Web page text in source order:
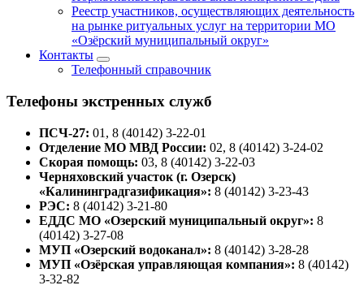
Реестр участников, осуществляющих деятельность
на рынке ритуальных услуг на территории МО
«Озёрский муниципальный округ»
Контакты
Телефонный справочник
Телефоны экстренных служб
ПСЧ-27: 01, 8 (40142) 3-22-01
Отделение МО МВД России: 02, 8 (40142) 3-24-02
Скорая помощь: 03, 8 (40142) 3-22-03
Черняховский участок (г. Озерск)
«Калининградгазификация»: 8 (40142) 3-23-43
РЭС: 8 (40142) 3-21-80
ЕДДС МО «Озерский муниципальный округ»: 8
(40142) 3-27-08
МУП «Озерский водоканал»: 8 (40142) 3-28-28
МУП «Озёрская управляющая компания»: 8 (40142)
3-32-82